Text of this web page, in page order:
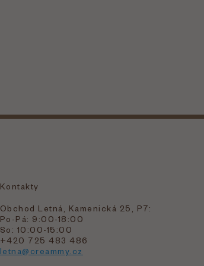
Kontakty
Obchod Letná, Kamenická 25, P7:
Po-Pá: 9:00-18:00
So: 10:00-15:00
+420 725 483 486
letna@creammy.cz